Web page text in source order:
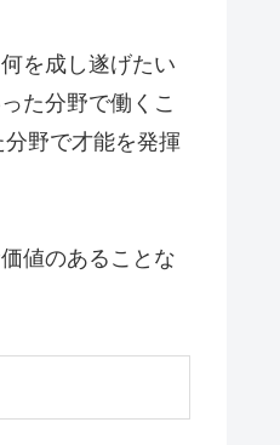
を成し遂げたい
た分野で働くこ
野で才能を発揮
値のあることな